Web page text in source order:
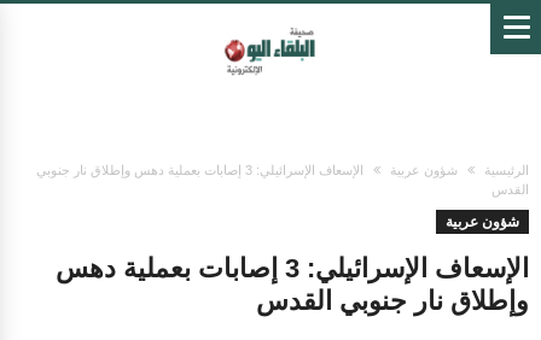
الرئيسية شؤون عربية
الإسعاف الإسرائيلي: 3 إصابات بعملية دهس وإطلاق نار جنوبي
القدس
شؤون عربية
الإسعاف الإسرائيلي: 3 إصابات بعملية دهس
وإطلاق نار جنوبي القدس